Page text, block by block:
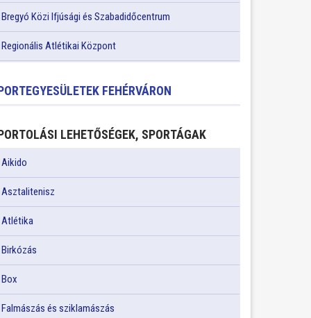
Bregyó Közi Ifjúsági és Szabadidőcentrum
Regionális Atlétikai Központ
FEHÉRVÁRON
LEHETŐSÉGEK, SPORTÁGAK
Aikido
Asztalitenisz
Atlétika
Birkózás
Box
Falmászás és sziklamászás